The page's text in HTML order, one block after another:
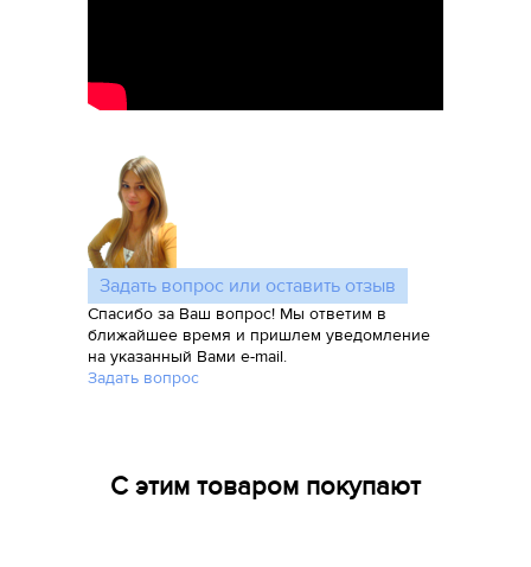
Задать вопрос или оставить отзыв
Спасибо за Ваш вопрос! Мы ответим в
ближайшее время и пришлем уведомление
на указанный Вами e-mail.
Задать вопрос
С этим товаром покупают